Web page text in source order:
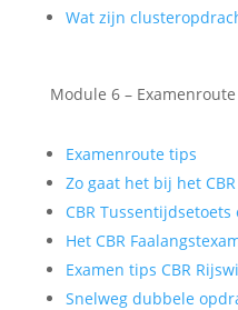
Wat zijn
Module 6 –
Examenroute tips
Zo gaat het bij het
CBR
Het CBR
Examen tips CBR
Snelweg dubbele